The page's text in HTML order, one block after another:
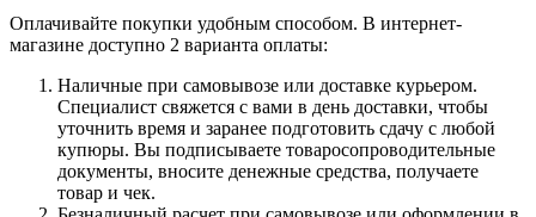
Оплачивайте покупки удобным способом. В интернет-
магазине доступно 2 варианта оплаты:
Наличные при самовывозе или доставке курьером.
Специалист свяжется с вами в день доставки, чтобы
уточнить время и заранее подготовить сдачу с любой
купюры. Вы подписываете товаросопроводительные
документы, вносите денежные средства, получаете
товар и чек.